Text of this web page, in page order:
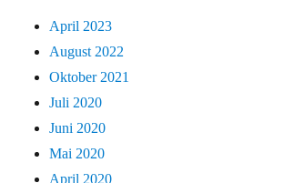
April 2023
August 2022
Oktober 2021
Juli 2020
Juni 2020
Mai 2020
April 2020